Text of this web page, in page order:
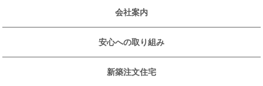
会社案内
安心への取り組み
新築注文住宅